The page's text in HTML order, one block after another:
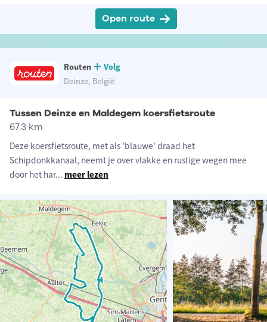
Open route
Routen
Volg
Deinze, België
Tussen Deinze en Maldegem koersfietsroute
67.3 km
Deze koersfietsroute, met als 'blauwe' draad het
Schipdonkkanaal, neemt je over vlakke en rustige wegen mee
door het har... meer lezen